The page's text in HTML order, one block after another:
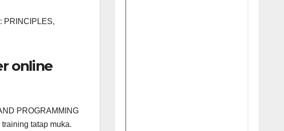
PRINCIPLES,
online
PROGRAMMING
tatap muka.